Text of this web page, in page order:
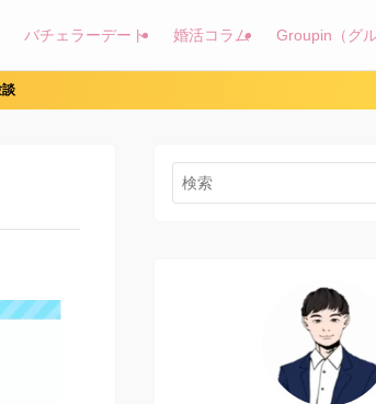
バチェラーデート 婚活コラム Groupin（グ
談